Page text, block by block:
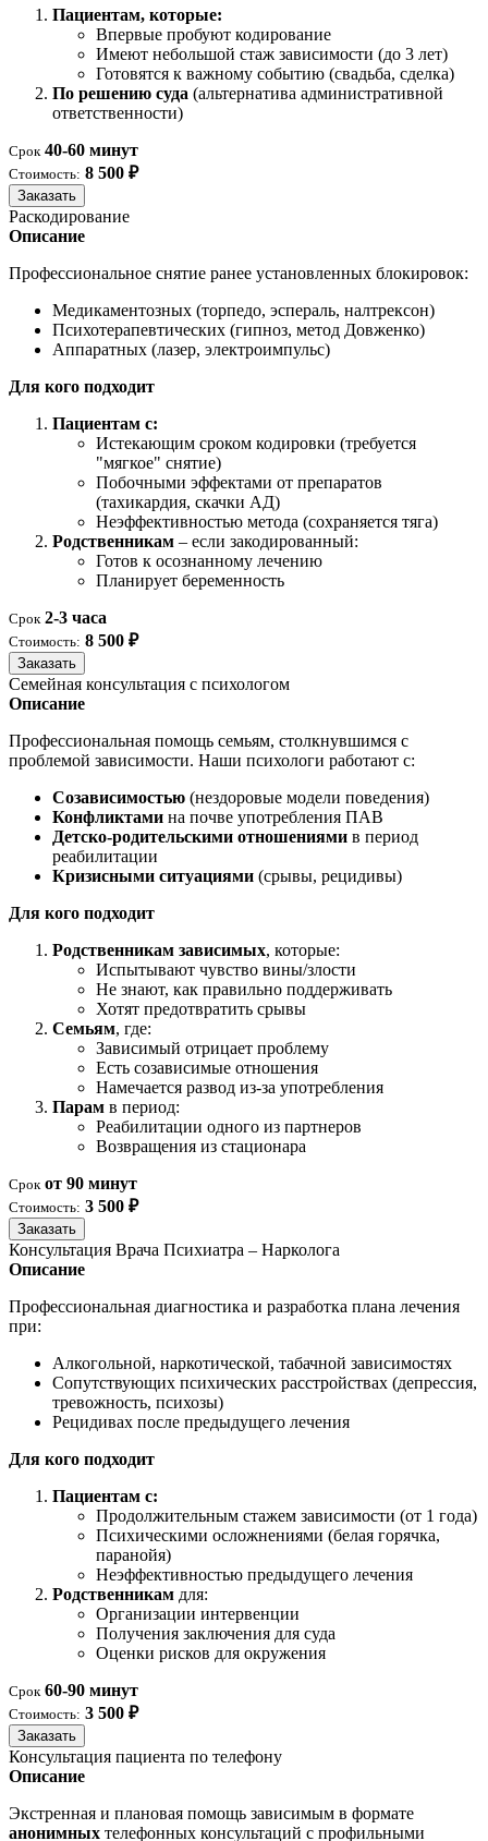
Пациентам, которые:
Впервые пробуют кодирование
Имеют небольшой стаж зависимости (до 3 лет)
Готовятся к важному событию (свадьба, сделка)
По решению суда (альтернатива административной
ответственности)
Срок 40-60 минут
Стоимость: 8 500 ₽
Заказать
Раскодирование
Описание
Профессиональное снятие ранее установленных блокировок:
Медикаментозных (торпедо, эспераль, налтрексон)
Психотерапевтических (гипноз, метод Довженко)
Аппаратных (лазер, электроимпульс)
Для кого подходит
Пациентам с:
Истекающим сроком кодировки (требуется
"мягкое" снятие)
Побочными эффектами от препаратов
(тахикардия, скачки АД)
Неэффективностью метода (сохраняется тяга)
Родственникам – если закодированный:
Готов к осознанному лечению
Планирует беременность
Срок 2-3 часа
Стоимость: 8 500 ₽
Заказать
Семейная консультация с психологом
Описание
Профессиональная помощь семьям, столкнувшимся с
проблемой зависимости. Наши психологи работают с:
Созависимостью (нездоровые модели поведения)
Конфликтами на почве употребления ПАВ
Детско-родительскими отношениями в период
реабилитации
Кризисными ситуациями (срывы, рецидивы)
Для кого подходит
Родственникам зависимых, которые:
Испытывают чувство вины/злости
Не знают, как правильно поддерживать
Хотят предотвратить срывы
Семьям, где:
Зависимый отрицает проблему
Есть созависимые отношения
Намечается развод из-за употребления
Парам в период:
Реабилитации одного из партнеров
Возвращения из стационара
Срок от 90 минут
Стоимость: 3 500 ₽
Заказать
Консультация Врача Психиатра – Нарколога
Описание
Профессиональная диагностика и разработка плана лечения
при:
Алкогольной, наркотической, табачной зависимостях
Сопутствующих психических расстройствах (депрессия,
тревожность, психозы)
Рецидивах после предыдущего лечения
Для кого подходит
Пациентам с:
Продолжительным стажем зависимости (от 1 года)
Психическими осложнениями (белая горячка,
паранойя)
Неэффективностью предыдущего лечения
Родственникам для:
Организации интервенции
Получения заключения для суда
Оценки рисков для окружения
Срок 60-90 минут
Стоимость: 3 500 ₽
Заказать
Консультация пациента по телефону
Описание
Экстренная и плановая помощь зависимым в формате
анонимных телефонных консультаций с профильными